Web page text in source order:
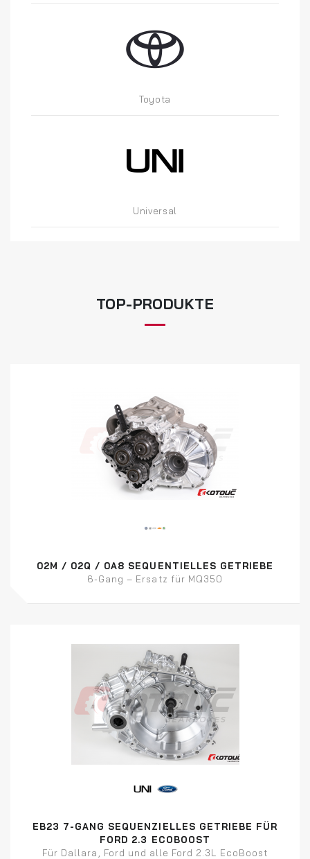
Toyota
Universal
TOP-PRODUKTE
02M / 02Q / 0A8 SEQUENTIELLES GETRIEBE
6-Gang – Ersatz für MQ350
EB23 7-GANG SEQUENZIELLES GETRIEBE FÜR
FORD 2.3 ECOBOOST
Für Dallara, Ford und alle Ford 2.3L EcoBoost